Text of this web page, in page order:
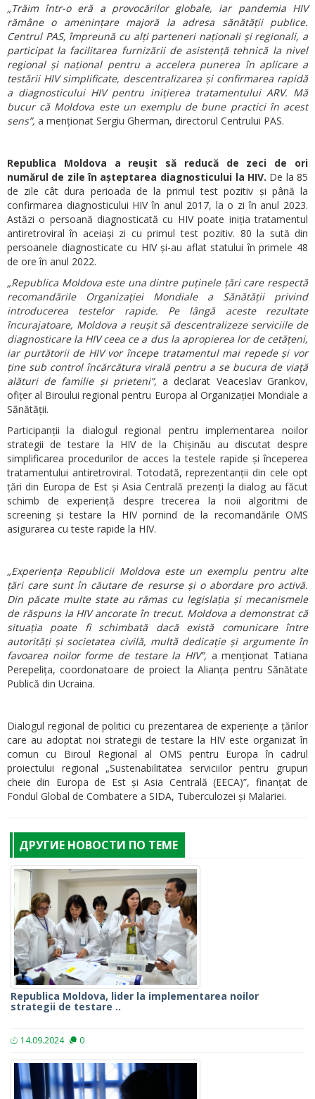
„Trăim într-o eră a provocărilor globale, iar pandemia HIV
rămâne o amenințare majoră la adresa sănătății publice.
Centrul PAS, împreună cu alți parteneri naționali și regionali, a
participat la facilitarea furnizării de asistență tehnică la nivel
regional și național pentru a accelera punerea în aplicare a
testării HIV simplificate, descentralizarea și confirmarea rapidă
a diagnosticului HIV pentru inițierea tratamentului ARV. Mă
bucur că Moldova este un exemplu de bune practici în acest
sens”, a menționat Sergiu Gherman, directorul Centrului PAS.
Republica Moldova a reușit să reducă de zeci de ori
numărul de zile în așteptarea diagnosticului la HIV. De la 85
de zile cât dura perioada de la primul test pozitiv și până la
confirmarea diagnosticului HIV în anul 2017, la o zi în anul 2023.
Astăzi o persoană diagnosticată cu HIV poate iniția tratamentul
antiretroviral în aceiași zi cu primul test pozitiv. 80 la sută din
persoanele diagnosticate cu HIV și-au aflat statului în primele 48
de ore în anul 2022.
„Republica Moldova este una dintre puținele țări care respectă
recomandările Organizației Mondiale a Sănătății privind
introducerea testelor rapide. Pe lângă aceste rezultate
încurajatoare, Moldova a reușit să descentralizeze serviciile de
diagnosticare la HIV ceea ce a dus la apropierea lor de cetățeni,
iar purtătorii de HIV vor începe tratamentul mai repede și vor
ține sub control încărcătura virală pentru a se bucura de viață
alături de familie și prieteni”,a declarat Veaceslav Grankov,
ofițer al Biroului regional pentru Europa al Organizației Mondiale a
Sănătății.
Participanții la dialogul regional pentru implementarea noilor
strategii de testare la HIV de la Chișinău au discutat despre
simplificarea procedurilor de acces la testele rapide și începerea
tratamentului antiretroviral. Totodată, reprezentanții din cele opt
țări din Europa de Est și Asia Centrală prezenți la dialog au făcut
schimb de experiență despre trecerea la noii algoritmi de
screening și testare la HIV pornind de la recomandările OMS
asigurarea cu teste rapide la HIV.
„Experiența Republicii Moldova este un exemplu pentru alte
țări care sunt în căutare de resurse și o abordare pro activă.
Din păcate multe state au rămas cu legislația și mecanismele
de răspuns la HIV ancorate în trecut. Moldova a demonstrat că
situația poate fi schimbată dacă există comunicare între
autorități și societatea civilă, multă dedicație și argumente în
favoarea noilor forme de testare la HIV”, a menționat Tatiana
Perepelița, coordonatoare de proiect la Alianța pentru Sănătate
Publică din Ucraina.
Dialogul regional de politici cu prezentarea de experiențe a țărilor
care au adoptat noi strategii de testare la HIV este organizat în
comun cu Biroul Regional al OMS pentru Europa în cadrul
proiectului regional „Sustenabilitatea serviciilor pentru grupuri
cheie din Europa de Est și Asia Centrală (EECA)”, finanțat de
Fondul Global de Combatere a SIDA, Tuberculozei și Malariei.
ДРУГИЕ НОВОСТИ ПО ТЕМЕ
Republica Moldova, lider la implementarea noilor
strategii de testare ..
14.09.2024 0